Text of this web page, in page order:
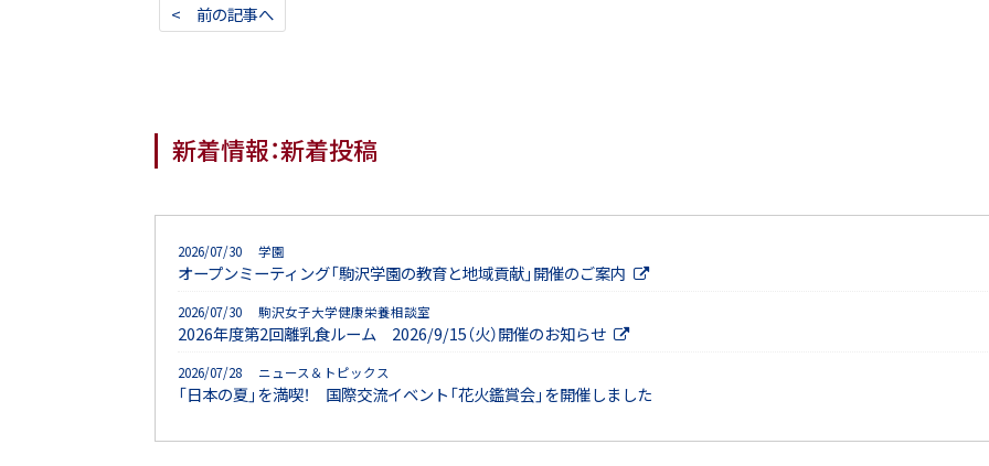
< 前の記事へ
新着情報：新着投稿
2026/07/30 学園
オープンミーティング「駒沢学園の教育と地域貢献」開催のご案内
2026/07/30 駒沢女子大学健康栄養相談室
2026年度第2回離乳食ルーム 2026/9/15（火）開催のお知らせ
2026/07/28 ニュース＆トピックス
「日本の夏」を満喫！ 国際交流イベント「花火鑑賞会」を開催しました